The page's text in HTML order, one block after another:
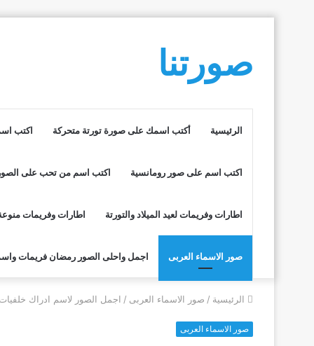
صورتنا
الرئيسية أكتب اسمك على صورة تورتة متحركة اكتب
اكتب اسم على صور رومانسية اكتب اسم من تحب على
اطارات وفريمات لعيد الميلاد والتورتة اطارات وفريمات
صور الاسماء العربى اجمل واحلى الصور رمضان فريمات
الرئيسية / صور الاسماء العربى / اجمل الصور لاسم ادراك خلفيات
صور الاسماء العربى